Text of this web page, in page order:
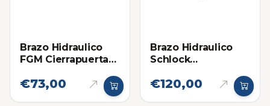
Brazo Hidraulico
FGM Cierrapuertas
€73,00
Brazo Hidraulico
Schlock
Hasta 120KG
€120,00